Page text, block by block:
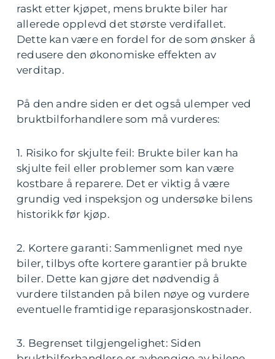
raskt etter kjøpet, mens brukte biler har
allerede opplevd det største verdifallet.
Dette kan være en fordel for de som ønsker å
redusere den økonomiske effekten av
verditap.
På den andre siden er det også ulemper ved
bruktbilforhandlere som må vurderes:
1. Risiko for skjulte feil: Brukte biler kan ha
skjulte feil eller problemer som kan være
kostbare å reparere. Det er viktig å være
grundig ved inspeksjon og undersøke bilens
historikk før kjøp.
2. Kortere garanti: Sammenlignet med nye
biler, tilbys ofte kortere garantier på brukte
biler. Dette kan gjøre det nødvendig å
vurdere tilstanden på bilen nøye og vurdere
eventuelle framtidige reparasjonskostnader.
3. Begrenset tilgjengelighet: Siden